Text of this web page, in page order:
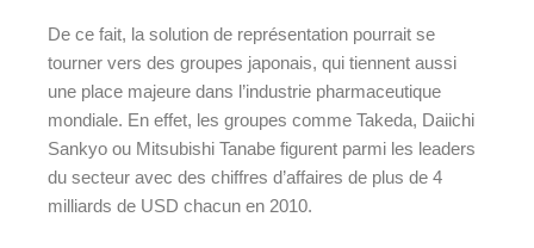
De ce fait, la solution de représentation pourrait se
tourner vers des groupes japonais, qui tiennent aussi
une place majeure dans l’industrie pharmaceutique
mondiale. En effet, les groupes comme Takeda, Daiichi
Sankyo ou Mitsubishi Tanabe figurent parmi les leaders
du secteur avec des chiffres d’affaires de plus de 4
milliards de USD chacun en 2010.